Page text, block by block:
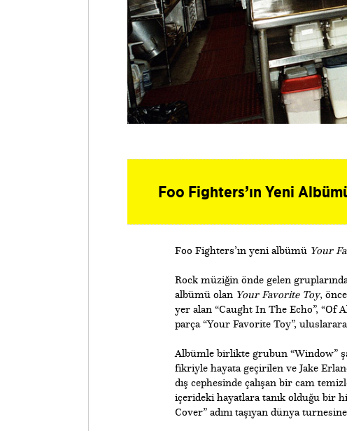
Foo Fighters’ın Yeni
Foo Fighters’ın yeni albümü Your
Rock müziğin önde gelen
albümü olan Your Favorite Toy,
yer alan “Caught In The Echo”, “Of
parça “Your Favorite Toy”,
Albümle birlikte grubun “Window”
fikriyle hayata geçirilen ve Jake
dış cephesinde çalışan bir cam
içerideki hayatlara tanık olduğu bir
Cover” adını taşıyan dünya